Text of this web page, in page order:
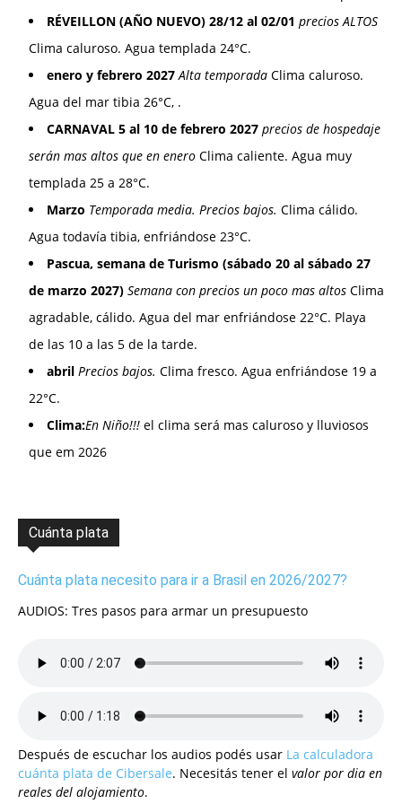
RÉVEILLON (AÑO NUEVO) 28/12 al 02/01 precios ALTOS
Clima caluroso. Agua templada 24°C.
enero y febrero 2027 Alta temporada Clima caluroso.
Agua del mar tibia 26°C, .
CARNAVAL 5 al 10 de febrero 2027 precios de hospedaje
serán mas altos que en enero Clima caliente. Agua muy
templada 25 a 28°C.
Marzo Temporada media. Precios bajos. Clima cálido.
Agua todavía tibia, enfriándose 23°C.
Pascua, semana de Turismo (sábado 20 al sábado 27
de marzo 2027) Semana con precios un poco mas altos Clima
agradable, cálido. Agua del mar enfriándose 22°C. Playa
de las 10 a las 5 de la tarde.
abril Precios bajos. Clima fresco. Agua enfriándose 19 a
22°C.
Clima:En Niño!!! el clima será mas caluroso y lluviosos
que em 2026
Cuánta plata
Cuánta plata necesito para ir a Brasil en 2026/2027?
AUDIOS: Tres pasos para armar un presupuesto
Después de escuchar los audios podés usar La calculadora
cuánta plata de Cibersale. Necesitás tener el valor por dia en
reales del alojamiento.